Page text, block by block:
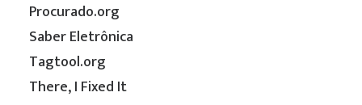
Procurado.org
Saber Eletrônica
Tagtool.org
There, I Fixed It